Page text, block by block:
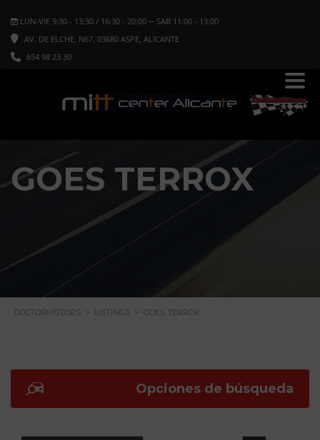
LUN-VIE 9:30 - 13:30 / 16:30 - 20:00 ─ SAB 11:00 - 13:00
AV. DE ELCHE, N67, 03680 ASPE, ALICANTE
654 98 23 30
GOES TERROX
DOCTORMOTORS > LISTINGS > GOES TERROX
Opciones de búsqueda